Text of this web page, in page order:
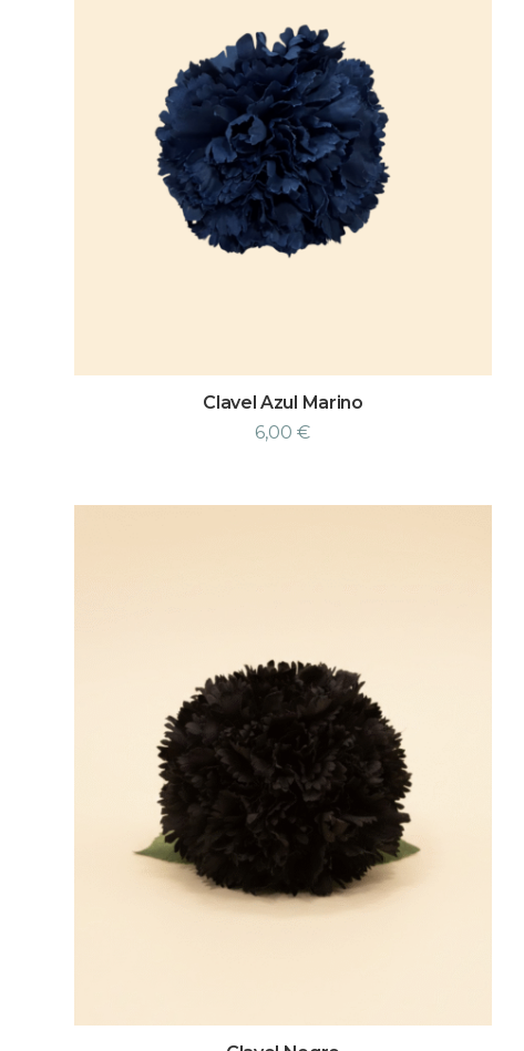
Clavel Azul Marino
6,00€